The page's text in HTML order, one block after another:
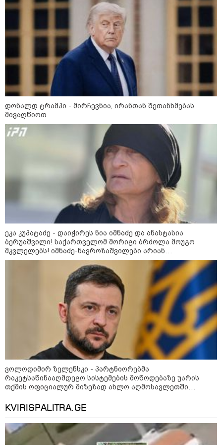
"სკოლის ფორმების
რეალიზაცია 1-ელი
სექტემბრიდან დაიწყება და
იქნება როგორც საცალო, ასევე
ონლაინ გაყიდვის რეჟიმი" -
გივი მიქანაძე
კატეგორიის ყველა სიახლე
2027 წელს დასასრულებელი
ბინების 68% გაყიდულია - კვლევა
„ერთი მხრივ დენი ძვირდება, მისი
მეოცედი მაინინგში მიდის" - სად
მიდის ჩვენი დენი?
რა მანძილზე აფიქსირებს კამერა
გზებზე მანქანის სიჩქარეს -
მითები ფოტორადარებზე
დონალდ ტრამპი - მირჩევნია, ირანთან შეთანხმებას
მივაღწიოთ
ეკა კუპატაძე - დაიჭირეს ნია იმნაძე და ანასტასია
ბერუაშვილი! საქართველომ მორიგი ბრძოლა მოუგო
მკვლელებს! იმნაძე-ნავროზაშვილები არიან
მანიპულატორები, კადრებში მე ვნახე თამუნა
ნავროზაშვილის ისტერიკების ფონზე წყნარად მდგარი
ვოლოდიმირ ზელენსკი - პარტნიორებმა
რაკეტსაწინააღმდეგო სისტემების მოწოდებაზე უარის
თქმის ოფიციალურ მიზეზად ახლო აღმოსავლეთში
პოლიტიკური ნაბიჯებიც იყოს
KVIRISPALITRA.GE